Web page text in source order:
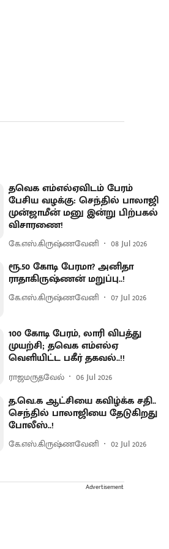
தவெக எம்எல்ஏவிடம் பேரம்
பேசிய வழக்கு: செந்தில் பாலாஜி
முன்ஜாமீன் மனு இன்று பிற்பகல்
விசாரணை!
கே.எஸ்.கிருஷ்ணவேனி 08 Jul 2026
ரூ.50 கோடி பேரமா? அனிதா
ராதாகிருஷ்ணன் மறுப்பு..!
கே.எஸ்.கிருஷ்ணவேனி 07 Jul 2026
100 கோடி பேரம், லாரி விபத்து
முயற்சி; தவெக எம்எல்ஏ
வெளியிட்ட பகீர் தகவல்..!!
ராஜமருதவேல் 06 Jul 2026
த.வெ.க ஆட்சியை கவிழ்க்க சதி..
செந்தில் பாலாஜியை தேடுகிறது
போலீஸ்..!
கே.எஸ்.கிருஷ்ணவேனி 02 Jul 2026
Advertisement